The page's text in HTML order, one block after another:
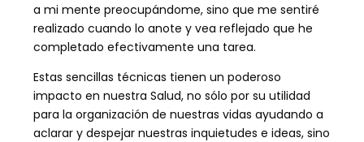
a mi mente preocupándome, sino que me sentiré
realizado cuando lo anote y vea reflejado que he
completado efectivamente una tarea.
Estas sencillas técnicas tienen un poderoso
impacto en nuestra Salud, no sólo por su utilidad
para la organización de nuestras vidas ayudando a
aclarar y despejar nuestras inquietudes e ideas, sino